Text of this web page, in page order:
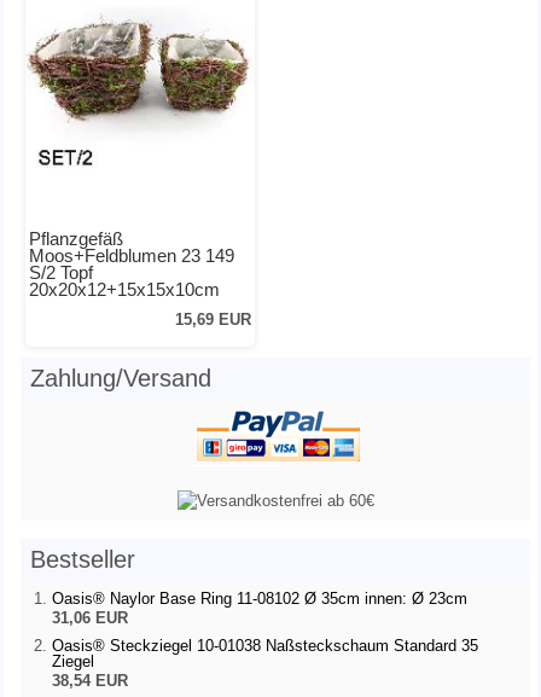
Pflanzgefäß
Moos+Feldblumen 23 149
S/2 Topf
20x20x12+15x15x10cm
15,69 EUR
Zahlung/Versand
Bestseller
Oasis® Naylor Base Ring 11-08102 Ø 35cm innen: Ø 23cm
31,06 EUR
Oasis® Steckziegel 10-01038 Naßsteckschaum Standard 35
Ziegel
38,54 EUR